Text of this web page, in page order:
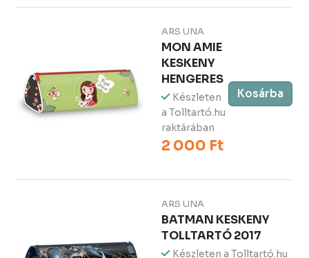
ARS UNA
MON AMIE
KESKENY
HENGERES
Készleten
a Tolltartó.hu
raktárában
2 000 Ft
Kosárba
ARS UNA
BATMAN KESKENY
TOLLTARTÓ 2017
Készleten a Tolltartó.hu